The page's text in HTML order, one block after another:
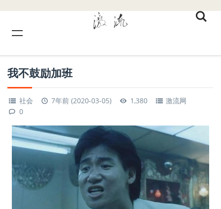
我不鼓励加班
社会 7年前 (2020-03-05) 1,380
激流网
0